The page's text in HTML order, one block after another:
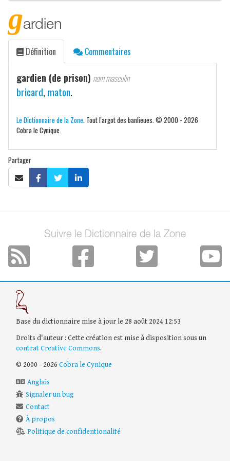
gardien
Définition Commentaires
gardien (de prison) nom masculin
bricard, maton.
Le Dictionnaire de la Zone . Tout l'argot des banlieues. © 2000 - 2026
Cobra le Cynique.
Partager
Suivre le Dictionnaire de la Zone
Base du dictionnaire mise à jour le 28 août 2024 12:53
Droits d'auteur : Cette création est mise à disposition sous un
contrat Creative Commons.
© 2000 - 2026 Cobra le Cynique
Anglais
Signaler un bug
Contact
À propos
Politique de confidentionalité